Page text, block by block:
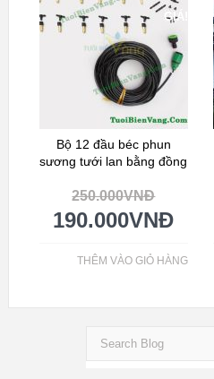
GIÁ!
Bộ 12 đầu béc phun
sương tưới lan bằng đồng
250.000VNĐ
190.000VNĐ
THÊM VÀO GIỎ HÀNG